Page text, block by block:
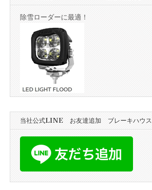
除雪ローダーに最適！
当社公式LINE お友達追加 ブレーキハウス